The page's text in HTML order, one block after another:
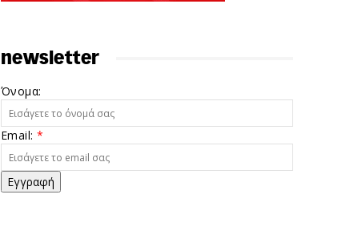
newsletter
Όνομα:
Email:*
Εγγραφή